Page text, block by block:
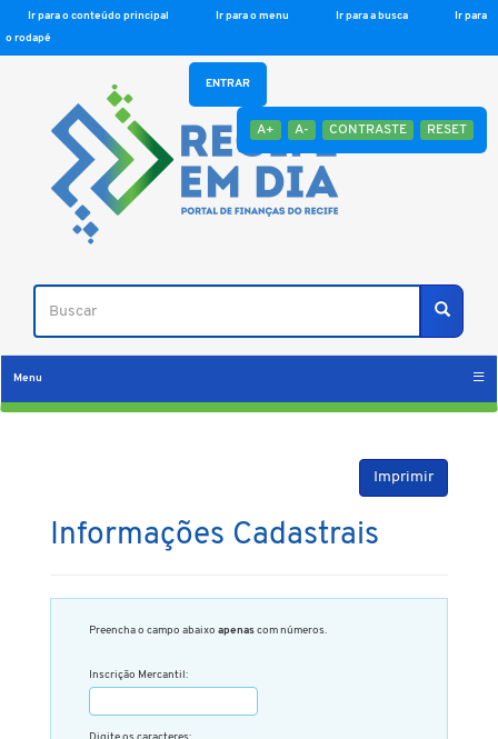
Ir para o conteúdo principal Ir para o menu Ir para a busca
Ir para
o rodapé
A+ A- CONTRASTE RESET
Buscar
ENTRAR
Menu
Informações Cadastrais
Preencha o campo abaixo apenascom números.
Inscrição Mercantil: